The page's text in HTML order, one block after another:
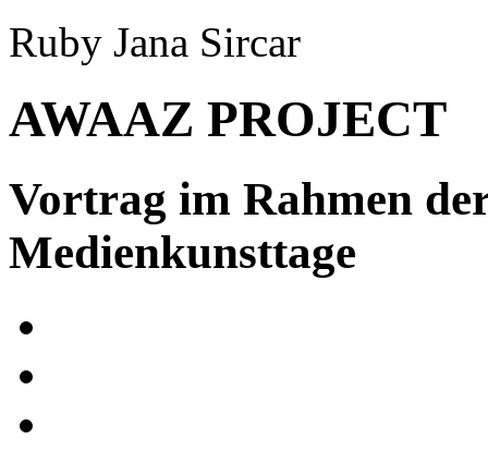
Ruby Jana Sircar
AWAAZ PROJECT
Vortrag im Rahmen
Medienkunsttage